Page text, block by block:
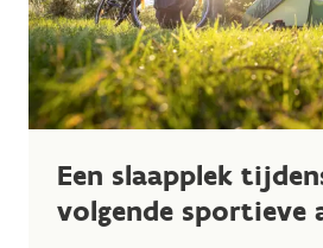
Een slaapplek
volgende sportieve